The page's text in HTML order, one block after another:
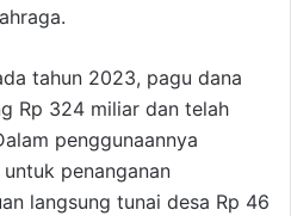
tahun 2023, pagu dana
Rp 324 miliar dan telah
penggunaannya
penanganan
langsung tunai desa Rp 46